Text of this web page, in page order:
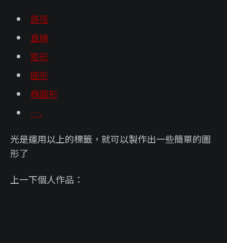
路徑
直線
矩形
圓形
橢圓形
….
光是運用以上的標籤，就可以製作出一些簡單的圖
形了
上一下個人作品：